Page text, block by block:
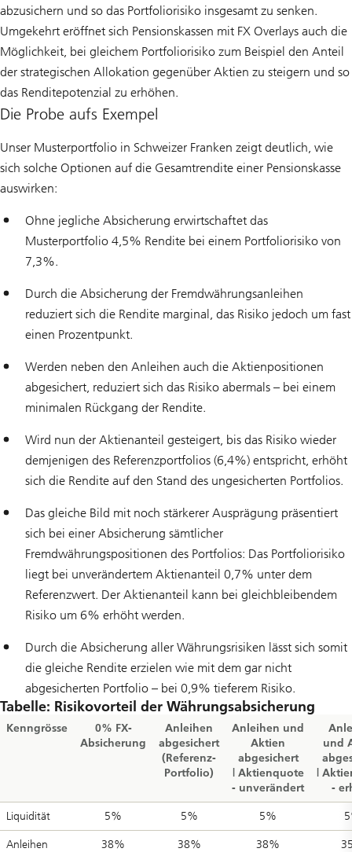
abzusichern und so das Portfoliorisiko insgesamt zu senken.
Umgekehrt eröffnet sich Pensionskassen mit FX Overlays auch die
Möglichkeit, bei gleichem Portfoliorisiko zum Beispiel den Anteil
der strategischen Allokation gegenüber Aktien zu steigern und so
das Renditepotenzial zu erhöhen.
Die Probe aufs Exempel
Unser Musterportfolio in Schweizer Franken zeigt deutlich, wie
sich solche Optionen auf die Gesamtrendite einer Pensionskasse
auswirken:
Ohne jegliche Absicherung erwirtschaftet das
Musterportfolio 4,5% Rendite bei einem Portfoliorisiko von
7,3%.
Durch die Absicherung der Fremdwährungsanleihen
reduziert sich die Rendite marginal, das Risiko jedoch um fast
einen Prozentpunkt.
Werden neben den Anleihen auch die Aktienpositionen
abgesichert, reduziert sich das Risiko abermals – bei einem
minimalen Rückgang der Rendite.
Wird nun der Aktienanteil gesteigert, bis das Risiko wieder
demjenigen des Referenzportfolios (6,4%) entspricht, erhöht
sich die Rendite auf den Stand des ungesicherten Portfolios.
Das gleiche Bild mit noch stärkerer Ausprägung präsentiert
sich bei einer Absicherung sämtlicher
Fremdwährungspositionen des Portfolios: Das Portfoliorisiko
liegt bei unverändertem Aktienanteil 0,7% unter dem
Referenzwert. Der Aktienanteil kann bei gleichbleibendem
Risiko um 6% erhöht werden.
Durch die Absicherung aller Währungsrisiken lässt sich somit
die gleiche Rendite erzielen wie mit dem gar nicht
abgesicherten Portfolio – bei 0,9% tieferem Risiko.
Tabelle: Risikovorteil der Währungsabsicherung
Kenngrösse
0% FX-
Absicherung
Anleihen
abgesichert
(Referenz-
Portfolio)
Anleihen und
Aktien
abgesichert
| Aktienquote
- unverändert
und
|
-
Liquidität 5% 5% 5%
Anleihen 38% 38% 38%